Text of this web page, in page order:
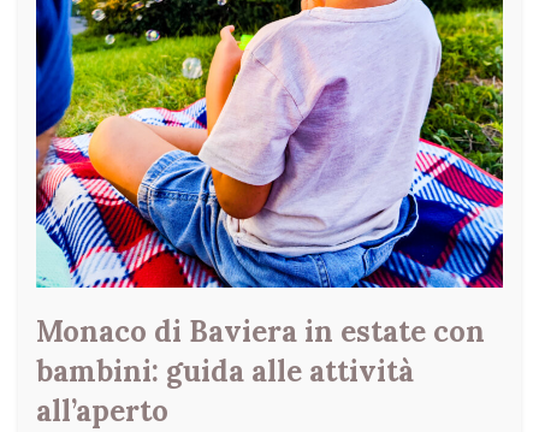
Monaco di Baviera in estate con
bambini: guida alle attività
all’aperto